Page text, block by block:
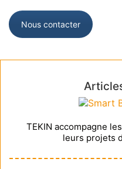
Nous contacter
TEKIN accompagne
leurs projets